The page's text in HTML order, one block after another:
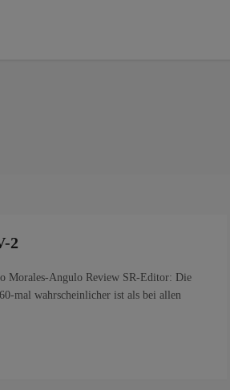
2
Morales-Angulo Review SR-Editor: Die
mal wahrscheinlicher ist als bei allen